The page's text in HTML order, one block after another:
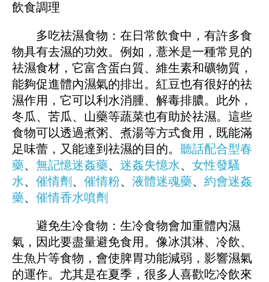
飲食調理
多吃祛濕食物：在日常飲食中，有許多食
物具有去濕的功效。例如，薏米是一種常見的
祛濕食材，它富含蛋白質、維生素和礦物質，
能夠促進體內濕氣的排出。紅豆也有很好的祛
濕作用，它可以利水消腫、解毒排膿。此外，
冬瓜、苦瓜、山藥等蔬菜也有助於祛濕。這些
食物可以透過煮粥、煮湯等方式食用，既能滿
足味蕾，又能達到祛濕的目的。 聽話配合型春
藥、 無記憶迷姦藥、 迷姦失憶水、 女性發騷
水、 催情劑 、 催情粉、 液體迷魂藥、 約會迷姦
藥、 催情香水噴劑
避免生冷食物：生冷食物會加重體內濕
氣，因此要盡量避免食用。像冰淇淋、冷飲、
生魚片等食物，會使脾胃功能減弱，影響濕氣
的運作。尤其是在夏季，很多人喜歡吃冷飲來